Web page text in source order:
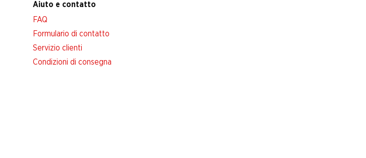
Aiuto e contatto
FAQ
Formulario di contatto
Servizio clienti
Condizioni di consegna